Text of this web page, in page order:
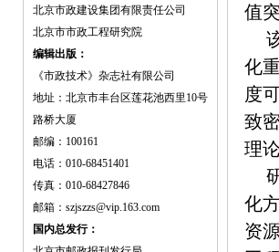
北京市政建设集团有限责任公司
北京市市政工程研究院
编辑出版：
《市政技术》杂志社有限公司
地址：北京市丰台区莲花池西里10号
路桥大厦
邮编：100161
电话：010-68451401
传真：010-68427846
邮箱：szjszzs@vip.163.com
国内总发行：
值
化
度
致
理
化
资